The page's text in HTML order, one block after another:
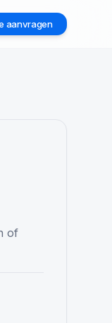
aanvragen
of